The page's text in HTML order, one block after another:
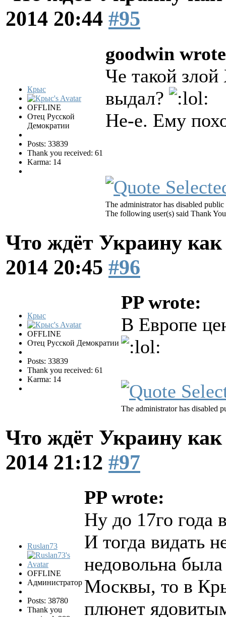
2014 20:44 #95
Крыс
OFFLINE
Отец Русской
Демократии
Posts: 33839
Thank you received: 61
Karma: 14
goodwin
Че такой
выдал?
Не-е. Ему
The administrator has disabled public
The following user(s) said Thank
Что ждёт Украину как
2014 20:45 #96
Крыс
OFFLINE
Отец Русской Демократии
Posts: 33839
Thank you received: 61
Karma: 14
PP wrote:
В Европе
The administrator has disabled
Что ждёт Украину как
2014 21:12 #97
Ruslan73
OFFLINE
Администратор
Posts: 38780
Thank you
PP wrote:
Ну до 17го года
И тогда видать
недовольна
Москвы, то в
плюнет